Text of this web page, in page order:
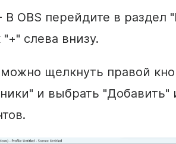
В OBS перейдите в раздел
"+" слева внизу.
щелкнуть правой
и выбрать